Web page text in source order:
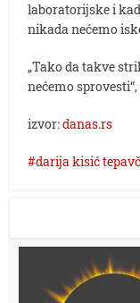
laboratorijske i
nikada nećemo
„Tako da takve
nećemo
izvor:danas.rs
darija kisić